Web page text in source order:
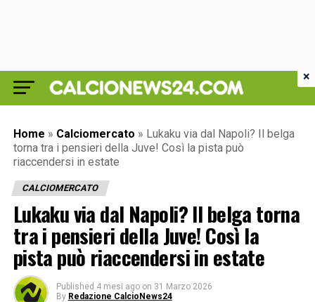
Home » Calciomercato » Lukaku via dal Napoli? Il belga
torna tra i pensieri della Juve! Così la pista può
riaccendersi in estate
CALCIOMERCATO
Lukaku via dal Napoli? Il belga torna
tra i pensieri della Juve! Così la
pista può riaccendersi in estate
Published 4 mesi ago on 31 Marzo 2026
By Redazione CalcioNews24
×